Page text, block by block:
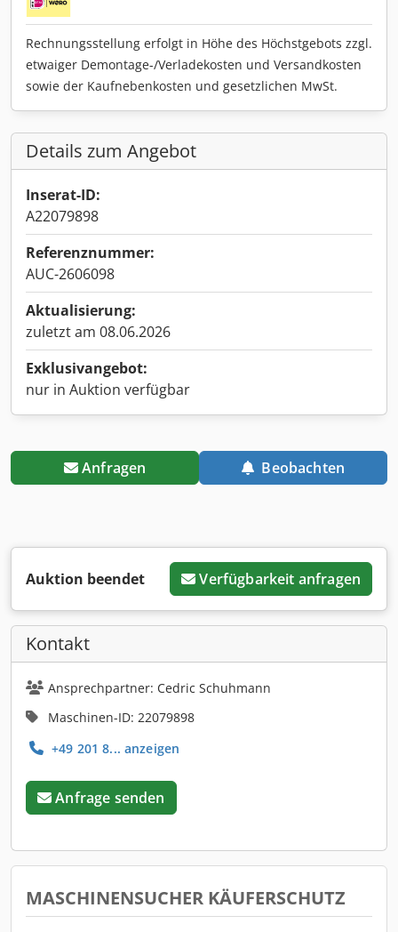
Rechnungsstellung erfolgt in Höhe des Höchstgebots zzgl.
etwaiger Demontage-/Verladekosten und Versandkosten
sowie der Kaufnebenkosten und gesetzlichen MwSt.
Details zum Angebot
Inserat-ID:
A22079898
Referenznummer:
AUC-2606098
Aktualisierung:
zuletzt am 08.06.2026
Exklusivangebot:
nur in Auktion verfügbar
Anfragen Beobachten
Auktion beendet Verfügbarkeit anfragen
Kontakt
Ansprechpartner: Cedric Schuhmann
Maschinen-ID: 22079898
+49 201 8... anzeigen
Anfrage senden
MASCHINENSUCHER KÄUFERSCHUTZ